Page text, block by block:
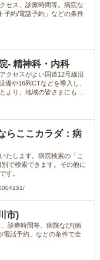
セス、診療時間等。病院な
予約/電話予約」などの条件
- 精神科・内科
クセスがよい国道12号線沿
備や16列CTなどを導入し、
より、地域の皆さまにも ...
らここカラダ：病
たします。病院検索の「こ
で検索できます。その他に
す。
市)
診療時間等。病院なび(病
電話予約」などの条件で全